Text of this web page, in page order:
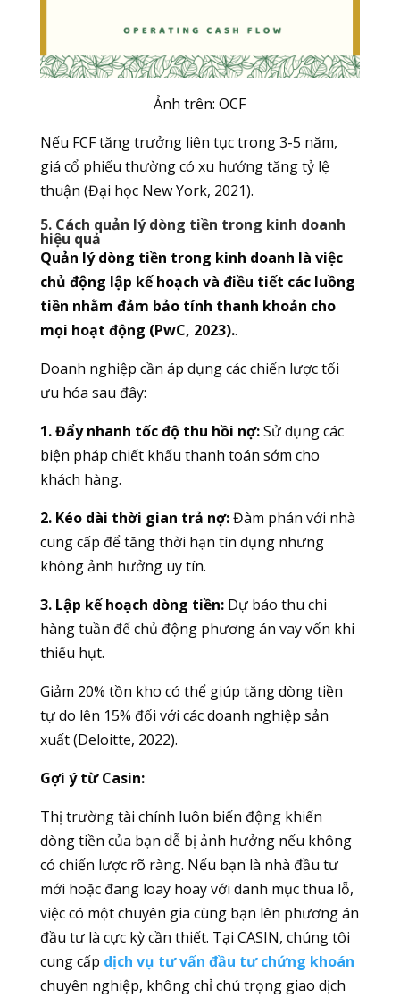
Ảnh trên: OCF
Nếu FCF tăng trưởng liên tục trong 3-5 năm,
giá cổ phiếu thường có xu hướng tăng tỷ lệ
thuận (Đại học New York, 2021).
5. Cách quản lý dòng tiền trong kinh doanh
hiệu quả
Quản lý dòng tiền trong kinh doanh là việc
chủ động lập kế hoạch và điều tiết các luồng
tiền nhằm đảm bảo tính thanh khoản cho
mọi hoạt động (PwC, 2023)..
Doanh nghiệp cần áp dụng các chiến lược tối
ưu hóa sau đây:
1. Đẩy nhanh tốc độ thu hồi nợ:Sử dụng các
biện pháp chiết khấu thanh toán sớm cho
khách hàng.
2. Kéo dài thời gian trả nợ:Đàm phán với nhà
cung cấp để tăng thời hạn tín dụng nhưng
không ảnh hưởng uy tín.
3. Lập kế hoạch dòng tiền:Dự báo thu chi
hàng tuần để chủ động phương án vay vốn khi
thiếu hụt.
Giảm 20% tồn kho có thể giúp tăng dòng tiền
tự do lên 15% đối với các doanh nghiệp sản
xuất (Deloitte, 2022).
Gợi ý từ Casin:
Thị trường tài chính luôn biến động khiến
dòng tiền của bạn dễ bị ảnh hưởng nếu không
có chiến lược rõ ràng. Nếu bạn là nhà đầu tư
mới hoặc đang loay hoay với danh mục thua lỗ,
việc có một chuyên gia cùng bạn lên phương án
đầu tư là cực kỳ cần thiết. Tại CASIN, chúng tôi
cung cấp dịch vụ tư vấn đầu tư chứng khoán
chuyên nghiệp, không chỉ chú trọng giao dịch